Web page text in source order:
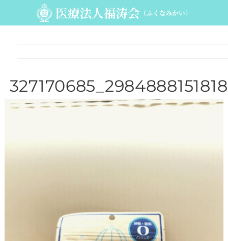
327170685_2984888151818
653_5216772622017076574